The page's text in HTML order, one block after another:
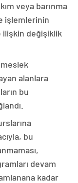
veya barınma
işlemlerinin
değişiklik
alanlara
bu
bu
devam
kadar